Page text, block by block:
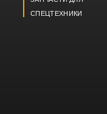
СПЕЦТЕХНИКИ